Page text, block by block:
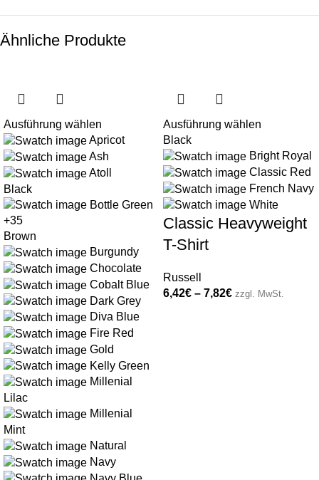
Ähnliche Produkte
Ausführung wählen
Apricot
Ash
Atoll
Black
Bottle Green
+35
Brown
Burgundy
Chocolate
Cobalt Blue
Dark Grey
Diva Blue
Fire Red
Gold
Kelly Green
Millenial
Lilac
Millenial
Mint
Natural
Navy
Ausführung wählen
Black
Bright Royal
Classic Red
French Navy
White
Classic Heavyweight
T-Shirt
Russell
6,42€ – 7,82€ zzgl. MwSt.